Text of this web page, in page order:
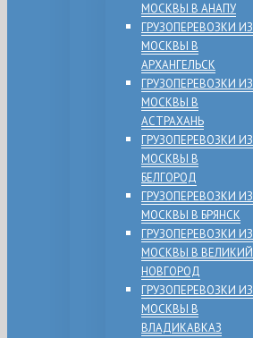
МОСКВЫ В АНАПУ
ГРУЗОПЕРЕВОЗКИ ИЗ
МОСКВЫ В
АРХАНГЕЛЬСК
ГРУЗОПЕРЕВОЗКИ ИЗ
МОСКВЫ В
АСТРАХАНЬ
ГРУЗОПЕРЕВОЗКИ ИЗ
МОСКВЫ В
БЕЛГОРОД
ГРУЗОПЕРЕВОЗКИ ИЗ
МОСКВЫ В БРЯНСК
ГРУЗОПЕРЕВОЗКИ ИЗ
МОСКВЫ В ВЕЛИКИЙ
НОВГОРОД
ГРУЗОПЕРЕВОЗКИ ИЗ
МОСКВЫ В
ВЛАДИКАВКАЗ